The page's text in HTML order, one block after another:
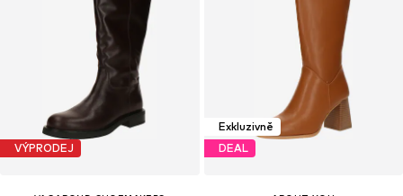
VÝPRODEJ
Exkluzivně
DEAL